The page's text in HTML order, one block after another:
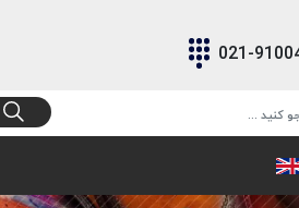
021-